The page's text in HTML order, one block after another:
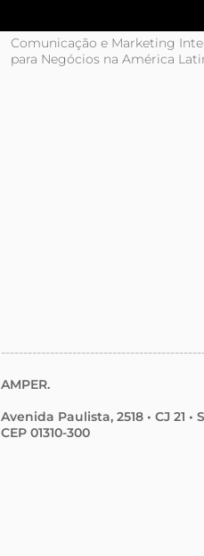
Comunicação e Marketing
para Negócios na América
AMPER.
Avenida Paulista, 2518 • CJ 21 •
CEP 01310-300